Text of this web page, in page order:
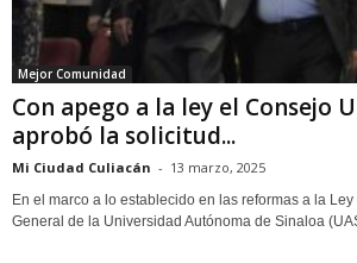
Mejor Comunidad
Con apego a la ley el Consejo
aprobó la solicitud...
Mi Ciudad Culiacán - 13 marzo, 2025
En el marco a lo establecido en las reformas a la
General de la Universidad Autónoma de Sinaloa